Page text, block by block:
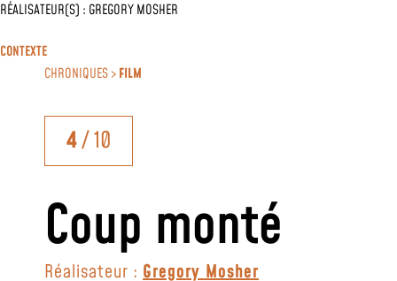
RÉALISATEUR(S) : GREGORY MOSHER
CONTEXTE
CHRONIQUES >FILM
4/ 10
Coup monté
Réalisateur : Gregory Mosher